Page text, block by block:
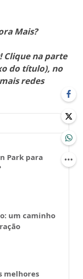
Mais?
Clique na parte
do título), no
redes
Park para
um caminho
melhores